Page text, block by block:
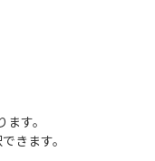
す。
きます。